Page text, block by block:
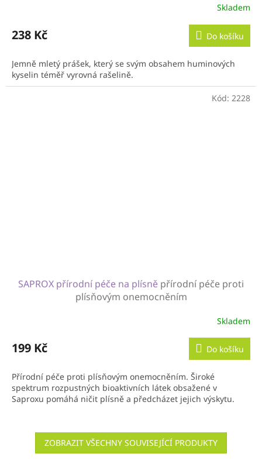
Skladem
238 Kč Do košíku
Jemně mletý prášek, který se svým obsahem huminových
kyselin téměř vyrovná rašelině.
SAPROX přírodní péče na plísně přírodní péče proti
plísňovým onemocněním
Skladem
199 Kč Do košíku
Přírodní péče proti plísňovým onemocněním. Široké
spektrum rozpustných bioaktivních látek obsažené v
Saproxu pomáhá ničit plísně a předcházet jejich výskytu.
Kód: 2228
ZOBRAZIT VŠECHNY SOUVISEJÍCÍ PRODUKTY